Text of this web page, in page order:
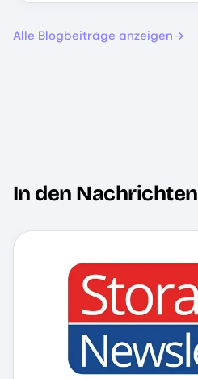
Alle Blogbeiträge anzeigen
In den Nachrichten